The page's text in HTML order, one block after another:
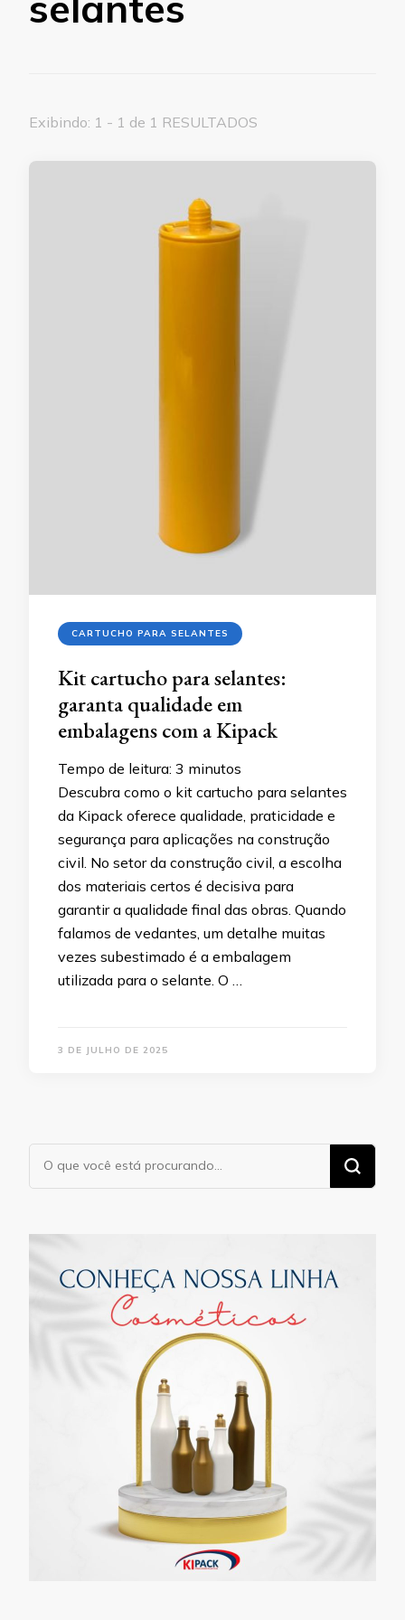
Exibindo: 1 - 1 de 1 RESULTADOS
CARTUCHO PARA SELANTES
Kit cartucho para selantes:
garanta qualidade em
embalagens com a Kipack
Tempo de leitura: 3 minutos
Descubra como o kit cartucho para selantes
da Kipack oferece qualidade, praticidade e
segurança para aplicações na construção
civil. No setor da construção civil, a escolha
dos materiais certos é decisiva para
garantir a qualidade final das obras. Quando
falamos de vedantes, um detalhe muitas
vezes subestimado é a embalagem
utilizada para o selante. O …
3 DE JULHO DE 2025
Procurando
algo?